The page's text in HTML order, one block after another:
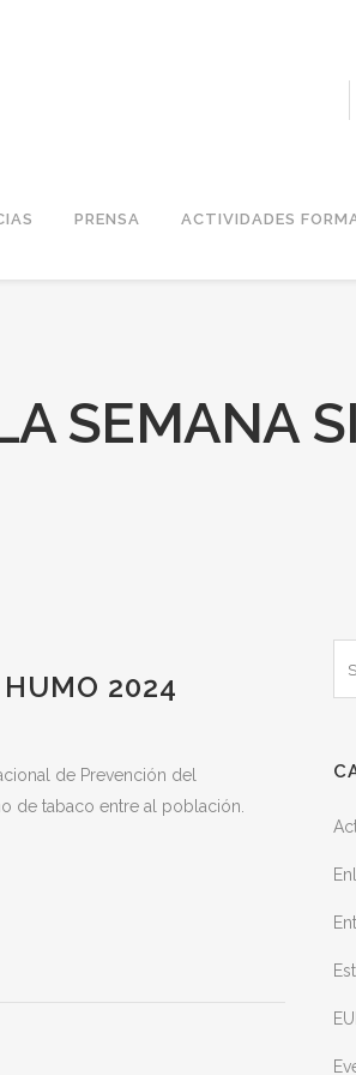
PRENSA ACTIVIDADES
SEMANA
2024
de Prevención del
de tabaco entre al población.